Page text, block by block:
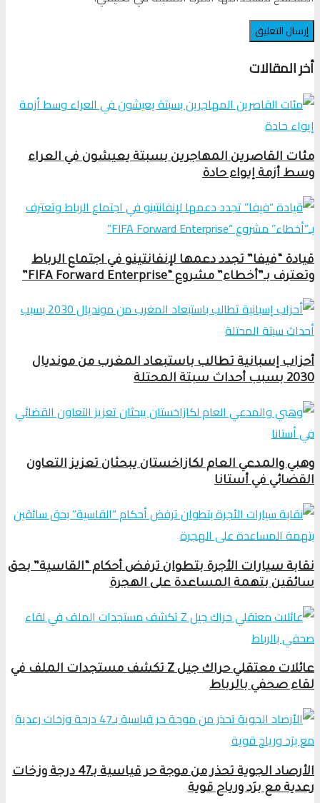
أخر المقالات
مئات القاصرين المهاجرين بسبتة يعيشون في العراء
وسط أزمة إيواء حادة
قيادة “فيفا” تجدد دعمها لإنفانتينو في اجتماع الرباط
وتعترف بـ”أخطاء” مشروع “FIFA Forward Enterprise”
أحزاب إسبانية تطالب باستبعاد المغرب من مونديال
2030 بسبب أحداث سبتة المحتلة
وهبي والمدعي العام لكازاخستان يبحثان تعزيز التعاون
القضائي في أستانا
نقابة سيارات الأجرة بتطوان ترفض أحكام “القاسية” بحق
سائقين بتهمة المساعدة على الهجرة
عائلات معتقلي حراك جيل Z تكشف مستجدات الملف في
لقاء صحفي بالرباط
الأرصاد الجوية تحذر من موجة حر قياسية بـ47 درجة وزخات
رعدية مع برَد ورياح قوية